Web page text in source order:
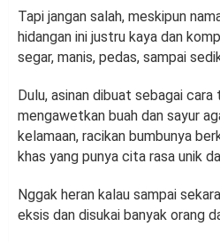
Tapi jangan salah, meskipun
hidangan ini justru kaya dan
segar, manis, pedas, sampai
Dulu, asinan dibuat sebagai
mengawetkan buah dan sayur
kelamaan, racikan bumbunya
khas yang punya cita rasa unik
Nggak heran kalau sampai
eksis dan disukai banyak orang